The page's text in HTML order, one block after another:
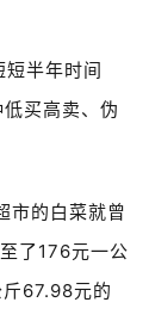
半年时间
买高卖、伪
市的白菜就曾
了176元一公
67.98元的